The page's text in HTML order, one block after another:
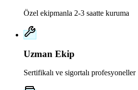
Özel ekipmanla 2-3 saatte kuruma
Uzman Ekip
Sertifikalı ve sigortalı profesyoneller